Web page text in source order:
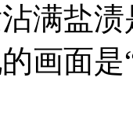
满盐
画面